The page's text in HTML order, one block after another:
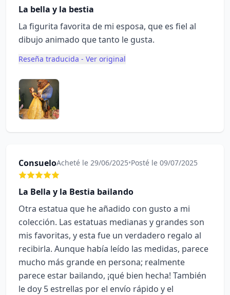
La bella y la bestia
La figurita favorita de mi esposa, que es fiel al
dibujo animado que tanto le gusta.
Reseña traducida - Ver original
ConsueloAcheté le 29/06/2025•Posté le 09/07/2025
La Bella y la Bestia bailando
Otra estatua que he añadido con gusto a mi
colección. Las estatuas medianas y grandes son
mis favoritas, y esta fue un verdadero regalo al
recibirla. Aunque había leído las medidas, parece
mucho más grande en persona; realmente
parece estar bailando, ¡qué bien hecha! También
le doy 5 estrellas por el envío rápido y el